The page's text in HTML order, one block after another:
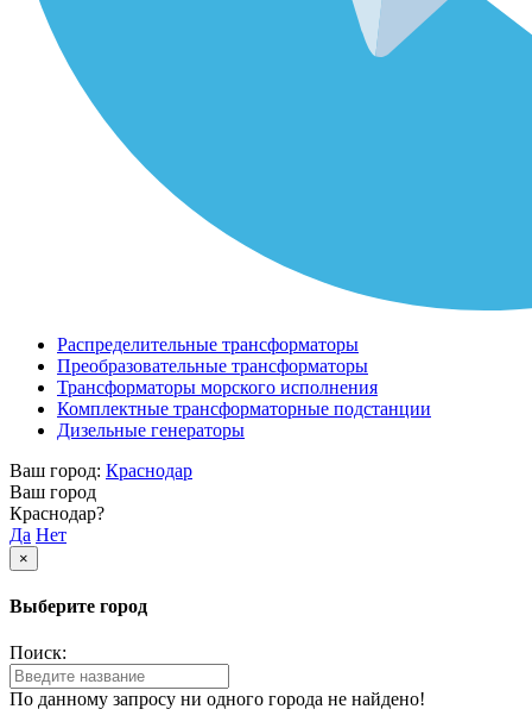
Распределительные трансформаторы
Преобразовательные трансформаторы
Трансформаторы морского исполнения
Комплектные трансформаторные подстанции
Дизельные генераторы
Ваш город: Краснодар
Ваш город
Краснодар?
Да Нет
×
Выберите город
Поиск:
По данному запросу ни одного города не найдено!